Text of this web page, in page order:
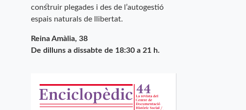
construir plegades i des de l’autogestió
espais naturals de llibertat.
Reina Amàlia, 38
De dilluns a dissabte de 18:30 a 21 h.